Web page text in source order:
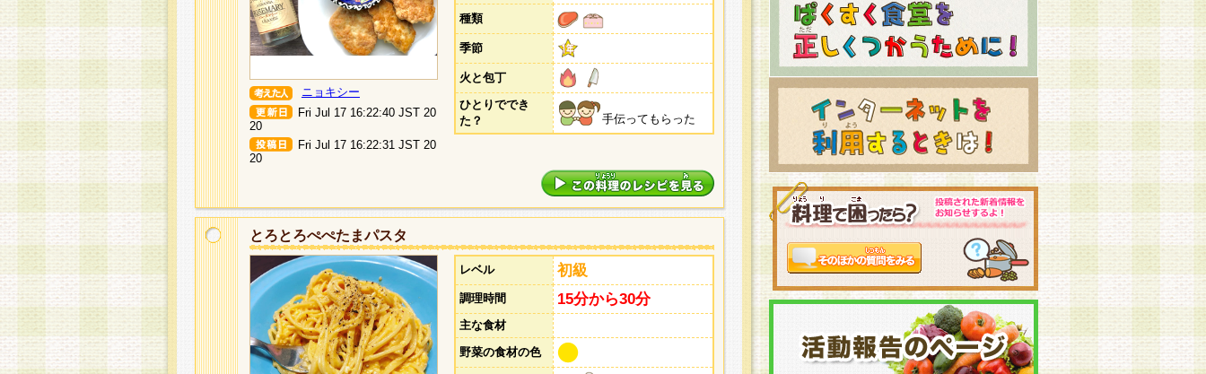
ニョキシー
Fri Jul 17 16:22:40 JST 20
20
Fri Jul 17 16:22:31 JST 20
20
種類
季節
火と包丁
ひとりででき
た？
手伝ってもらった
とろとろぺぺたまパスタ
レベル 初級
調理時間 15分から30分
主な食材
野菜の食材の色